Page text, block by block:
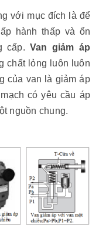
với mục đích là để
hành thấp và ổn
cấp. Van giảm áp
chất lỏng luôn luôn
của van là giảm áp
có yêu cầu áp
nguồn chung.